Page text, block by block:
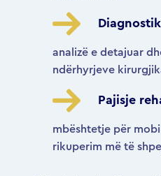
analizë e detajuar
ndërhyrjeve
Pajisje
mbështetje për
rikuperim më të